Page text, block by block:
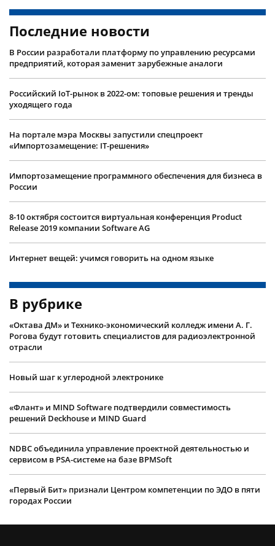
Последние новости
В России разработали платформу по управлению ресурсами
предприятий, которая заменит зарубежные аналоги
Российский IoT-рынок в 2022-ом: топовые решения и тренды
уходящего года
На портале мэра Москвы запустили спецпроект
«Импортозамещение: IT-решения»
Импортозамещение программного обеспечения для бизнеса в
России
8-10 октября состоится виртуальная конференция Product
Release 2019 компании Software AG
Интернет вещей: учимся говорить на одном языке
В рубрике
«Октава ДМ» и Технико-экономический колледж имени А. Г.
Рогова будут готовить специалистов для радиоэлектронной
отрасли
Новый шаг к углеродной электронике
«Флант» и MIND Software подтвердили совместимость
решений Deckhouse и MIND Guard
NDBC объединила управление проектной деятельностью и
сервисом в PSA-системе на базе BPMSoft
«Первый Бит» признали Центром компетенции по ЭДО в пяти
городах России